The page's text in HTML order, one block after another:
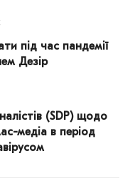
під час пандемії
Дезір
(SDP) щодо
медіа в період